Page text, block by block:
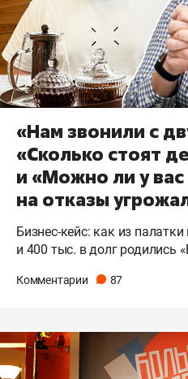
«Нам звонили с
«Сколько стоят
и «Можно ли у вас
на отказы
Бизнес-кейс: как из
и 400 тыс. в долг родились
Комментарии 87